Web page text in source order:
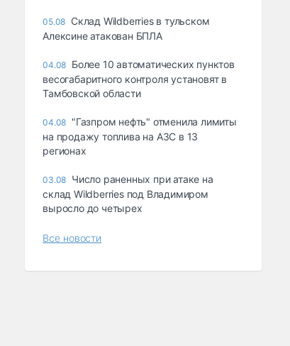
05.08 Склад Wildberries в тульском
Алексине атакован БПЛА
04.08 Более 10 автоматических пунктов
весогабаритного контроля установят в
Тамбовской области
04.08 "Газпром нефть" отменила лимиты
на продажу топлива на АЗС в 13
регионах
03.08 Число раненных при атаке на
склад Wildberries под Владимиром
выросло до четырех
Все новости